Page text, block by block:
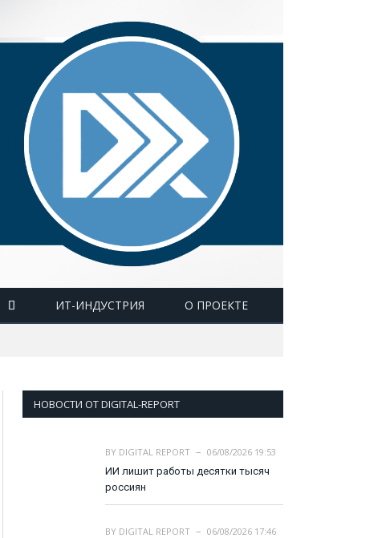
ИТ-ИНДУСТРИЯ О ПРОЕКТЕ
НОВОСТИ ОТ DIGITAL-REPORT
BY DIGITAL REPORT
06/08/2026 19:53
ИИ лишит работы десятки тысяч
россиян
BY DIGITAL REPORT
06/08/2026 17:46